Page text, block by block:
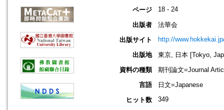
ページ 18 - 24
出版者
法華会
出版サイト
http://
出版地
東京, 日本 [Tokyo,
資料の種類
期刊論文=Journal
言語
日文=Japanese
ヒット数
349